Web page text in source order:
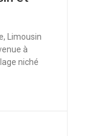
Limousin
à
niché